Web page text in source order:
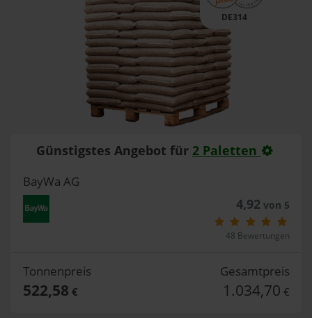
DE314
Günstigstes Angebot für 2 Paletten
BayWa AG
4,92von 5
48 Bewertungen
Tonnenpreis
522,58 €
Gesamtpreis
1.034,70 €